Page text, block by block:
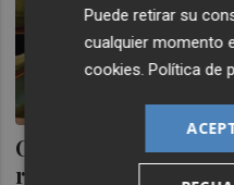
Ciudadanos lamenta
reciban las ayudas
Puede retirar su
cualquier momento
cookies.Política de